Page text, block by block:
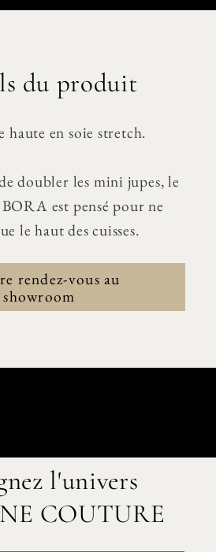
du produit
haute en soie stretch.
doubler les mini jupes, le
est pensé pour ne
le haut des cuisses.
rendez-vous au
showroom
l'univers
COUTURE